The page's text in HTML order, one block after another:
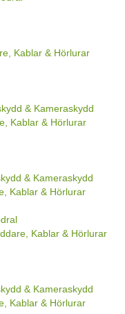
Kablar & Hörlurar
& Kameraskydd
Kablar & Hörlurar
& Kameraskydd
Kablar & Hörlurar
Kablar & Hörlurar
& Kameraskydd
Kablar & Hörlurar